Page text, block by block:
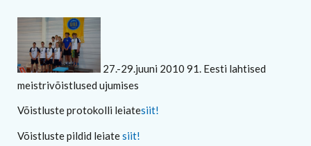
27.-29.juuni 2010 91. Eesti lahtised
meistrivõistlused ujumises
Võistluste protokolli leiatesiit!
Võistluste pildid leiatesiit!